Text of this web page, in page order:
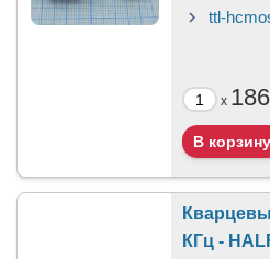
ttl-
x 186
КГц -